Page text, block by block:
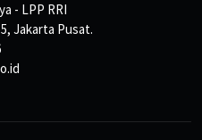
- LPP RRI
Jakarta Pusat.